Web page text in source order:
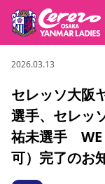
試合・チーム
試合について
試合日程 / 結果 順
チームについて
観戦する
チケット
クラブを知る
2026.03.13
セレッソ大阪
選手、セレッ
祐未選手 WE
可）完了のお